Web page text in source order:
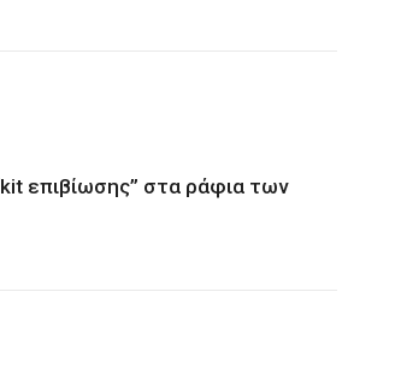
επιβίωσης” στα ράφια των